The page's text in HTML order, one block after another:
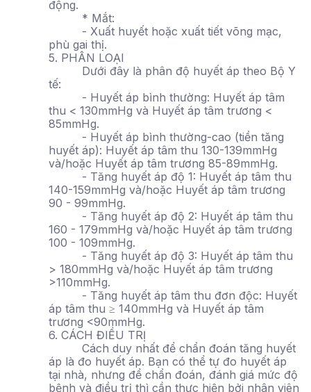
động.
* Mắt:
- Xuất huyết hoặc xuất tiết võng mạc,
phù gai thị.
5. PHÂN LOẠI
Dưới đây là phân độ huyết áp theo Bộ Y
tế:
- Huyết áp bình thường: Huyết áp tâm
thu < 130mmHg và Huyết áp tâm trương <
85mmHg.
- Huyết áp bình thường-cao (tiền tăng
huyết áp): Huyết áp tâm thu 130-139mmHg
và/hoặc Huyết áp tâm trương 85-89mmHg.
- Tăng huyết áp độ 1: Huyết áp tâm thu
140-159mmHg và/hoặc Huyết áp tâm trương
90 - 99mmHg.
- Tăng huyết áp độ 2: Huyết áp tâm thu
160 - 179mmHg và/hoặc Huyết áp tâm trương
100 - 109mmHg.
- Tăng huyết áp độ 3: Huyết áp tâm thu
> 180mmHg và/hoặc Huyết áp tâm trương
>110mmHg.
- Tăng huyết áp tâm thu đơn độc: Huyết
áp tâm thu ≥ 140mmHg và Huyết áp tâm
trương <90mmHg.
6. CÁCH ĐIỀU TRỊ
Cách duy nhất để chẩn đoán tăng huyết
áp là đo huyết áp. Bạn có thể tự đo huyết áp
tại nhà, nhưng để chẩn đoán, đánh giá mức độ
bệnh và điều trị thì cần thực hiện bởi nhân viên